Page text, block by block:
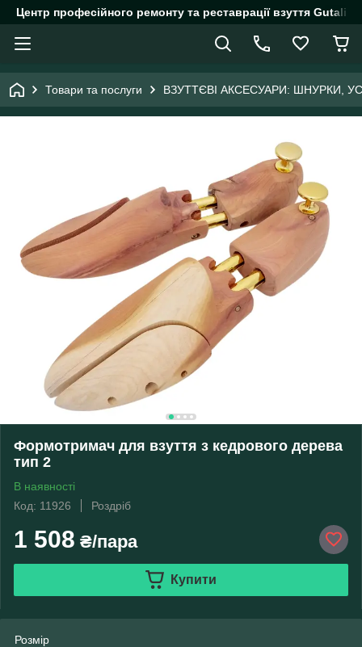
Центр професійного ремонту та реставрації взуття
Товари та послуги ВЗУТТЄВІ АКСЕСУАРИ: ШНУРКИ,
Формотримач для взуття з кедрового дерева
тип 2
В наявності
Код: 11926
Роздріб
1 508 ₴/пара
Купити
Розмір